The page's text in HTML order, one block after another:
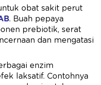
obat sakit perut
. Buah pepaya
prebiotik, serat
dan mengatasi
enzim
laksatif. Contohnya